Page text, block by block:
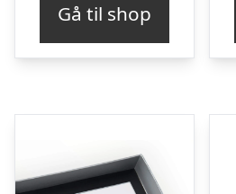
Gå til shop